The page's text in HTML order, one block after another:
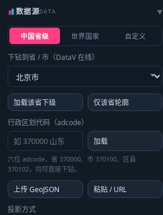
☰ 面板 地图
数据源DATA ▶
中国省级 世界国家 自定义
下钻到省 / 市（DataV 在线）
加载该省下级
仅该省轮廓
行政区划代码（adcode）
加载
六位 adcode，省 370000、市 370100、区县
370102，均可直接下钻。
上传 GeoJSON
粘贴 / URL
投影方式